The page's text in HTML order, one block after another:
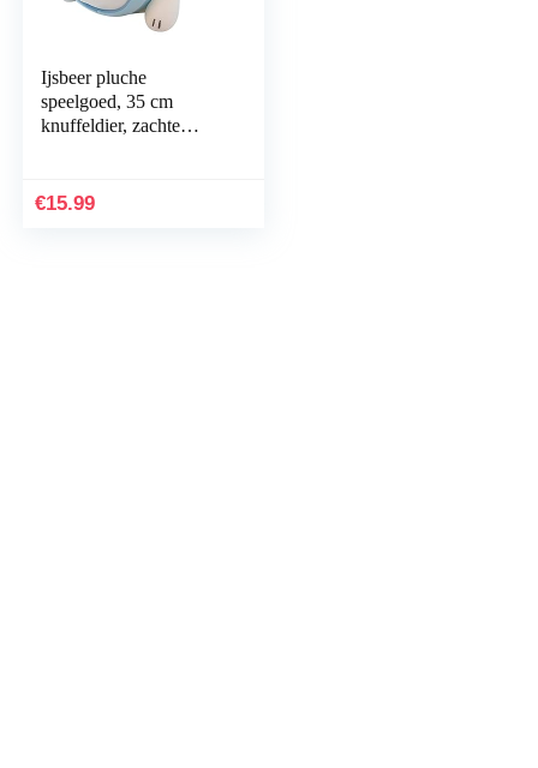
Ijsbeer pluche
speelgoed, 35 cm
knuffeldier, zachte
cadeau voor elke leeftijd
€15.99